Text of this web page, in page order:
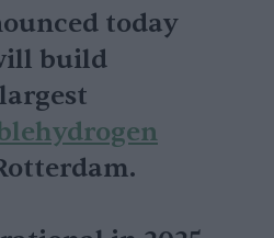
today
build